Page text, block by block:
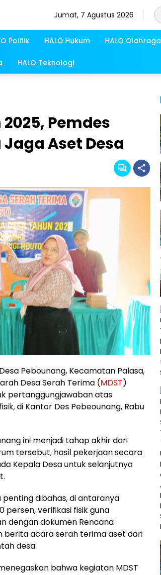
Jumat, 7 Agustus 2026
Politik HALO Hukum HALO Olahraga
HALO Teknologi
Pemdes
Aset Desa
Pebounang, Kecamatan Palasa,
Desa Serah Terima (MDST)
pertanggungjawaban atas
di Kantor Des Pebeounang, Rabu
ini menjadi tahap akhir dari
tersebut, hasil pekerjaan secara
Kepala Desa untuk selanjutnya
dibahas, di antaranya
persen, verifikasi fisik guna
dengan dokumen Rencana
berita acara serah terima aset dari
desa.
bahwa kegiatan MDST